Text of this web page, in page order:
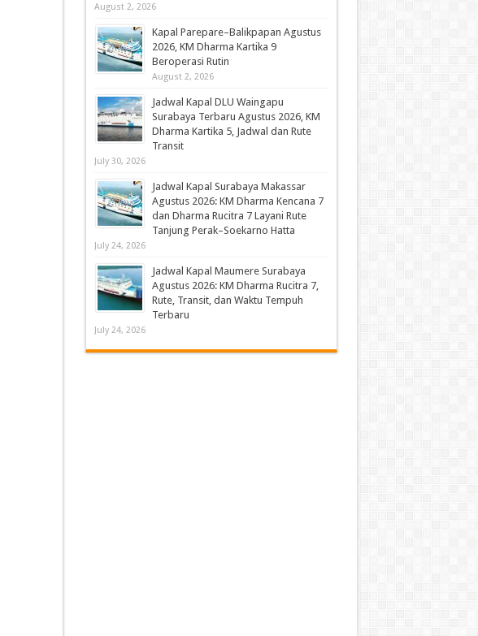
August 2, 2026
Kapal Parepare–Balikpapan Agustus
2026, KM Dharma Kartika 9
Beroperasi Rutin
August 2, 2026
Jadwal Kapal DLU Waingapu
Surabaya Terbaru Agustus 2026, KM
Dharma Kartika 5, Jadwal dan Rute
Transit
July 30, 2026
Jadwal Kapal Surabaya Makassar
Agustus 2026: KM Dharma Kencana 7
dan Dharma Rucitra 7 Layani Rute
Tanjung Perak–Soekarno Hatta
July 24, 2026
Jadwal Kapal Maumere Surabaya
Agustus 2026: KM Dharma Rucitra 7,
Rute, Transit, dan Waktu Tempuh
Terbaru
July 24, 2026